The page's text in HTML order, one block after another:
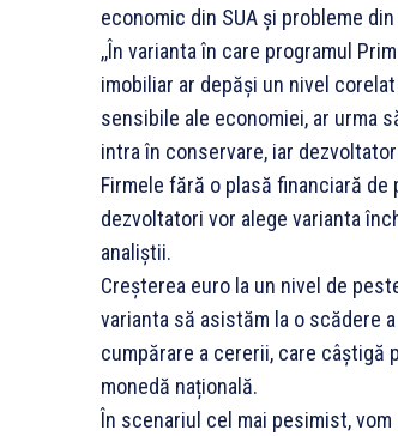
economic din SUA și probleme
,,În varianta în care programul
imobiliar ar depăși un nivel
sensibile ale economiei, ar urma
intra în conservare, iar
Firmele fără o plasă financiară
dezvoltatori vor alege varianta
analiștii.
Creșterea euro la un nivel de
varianta să asistăm la o scădere
cumpărare a cererii, care
monedă națională.
În scenariul cel mai pesimist,